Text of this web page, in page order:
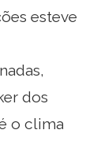
esteve
dos
o clima